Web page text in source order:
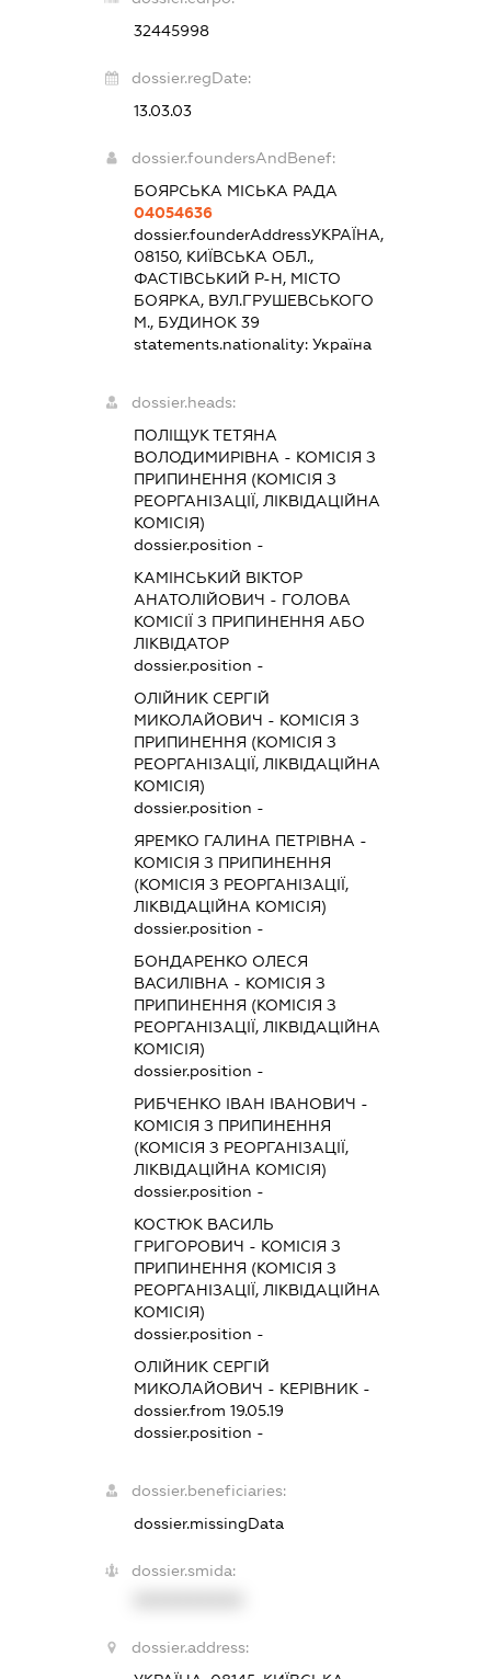
32445998
dossier.regDate:
13.03.03
dossier.foundersAndBenef:
БОЯРСЬКА МІСЬКА РАДА
04054636
dossier.founderAddressУКРАЇНА,
08150, КИЇВСЬКА ОБЛ.,
ФАСТІВСЬКИЙ Р-Н, МІСТО
БОЯРКА, ВУЛ.ГРУШЕВСЬКОГО
М., БУДИНОК 39
statements.nationality: Україна
dossier.heads:
ПОЛІЩУК ТЕТЯНА
ВОЛОДИМИРІВНА - КОМІСІЯ З
ПРИПИНЕННЯ (КОМІСІЯ З
РЕОРГАНІЗАЦІЇ, ЛІКВІДАЦІЙНА
КОМІСІЯ)
dossier.position -
КАМІНСЬКИЙ ВІКТОР
АНАТОЛІЙОВИЧ - ГОЛОВА
КОМІСІЇ З ПРИПИНЕННЯ АБО
ЛІКВІДАТОР
dossier.position -
ОЛІЙНИК СЕРГІЙ
МИКОЛАЙОВИЧ - КОМІСІЯ З
ПРИПИНЕННЯ (КОМІСІЯ З
РЕОРГАНІЗАЦІЇ, ЛІКВІДАЦІЙНА
КОМІСІЯ)
dossier.position -
ЯРЕМКО ГАЛИНА ПЕТРІВНА -
КОМІСІЯ З ПРИПИНЕННЯ
(КОМІСІЯ З РЕОРГАНІЗАЦІЇ,
ЛІКВІДАЦІЙНА КОМІСІЯ)
dossier.position -
БОНДАРЕНКО ОЛЕСЯ
ВАСИЛІВНА - КОМІСІЯ З
ПРИПИНЕННЯ (КОМІСІЯ З
РЕОРГАНІЗАЦІЇ, ЛІКВІДАЦІЙНА
КОМІСІЯ)
dossier.position -
РИБЧЕНКО ІВАН ІВАНОВИЧ -
КОМІСІЯ З ПРИПИНЕННЯ
(КОМІСІЯ З РЕОРГАНІЗАЦІЇ,
ЛІКВІДАЦІЙНА КОМІСІЯ)
dossier.position -
КОСТЮК ВАСИЛЬ
ГРИГОРОВИЧ - КОМІСІЯ З
ПРИПИНЕННЯ (КОМІСІЯ З
РЕОРГАНІЗАЦІЇ, ЛІКВІДАЦІЙНА
КОМІСІЯ)
dossier.position -
ОЛІЙНИК СЕРГІЙ
МИКОЛАЙОВИЧ - КЕРІВНИК -
dossier.from 19.05.19
dossier.position -
dossier.beneficiaries:
dossier.missingData
dossier.smida:
dossier.address: